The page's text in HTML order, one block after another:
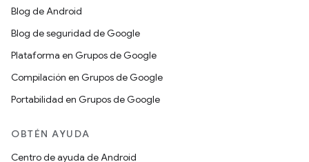
Blog de Android
Blog de seguridad de Google
Plataforma en Grupos de Google
Compilación en Grupos de Google
Portabilidad en Grupos de Google
OBTÉN AYUDA
Centro de ayuda de Android